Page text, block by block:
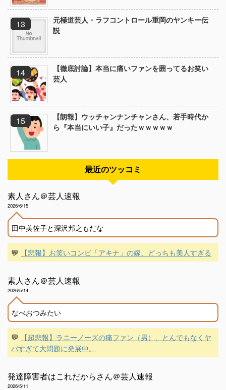
元極道芸人・ラフコントロール重岡のヤンキー伝
説
【徹底討論】本当に痛いファンを囲ってるお笑い
芸人
【朗報】ウッチャンナンチャンさん、若手時代か
ら『本当にいい子』だったｗｗｗｗｗ
最近のツッコミ
素人さん＠芸人速報
2026/6/15
田中美佐子と深沢邦之もだな
💬 【悲報】お笑いコンビ「アキナ」の嫁、どっちも美人すぎる
素人さん＠芸人速報
2026/5/14
なべおつみたい
💬
【超悲報】ラニーノーズの痛ファン（男）、とんでもなくヤ
バすぎて大問題に発展中。
発達障害者はこれだからさん＠芸人速報
2026/5/11